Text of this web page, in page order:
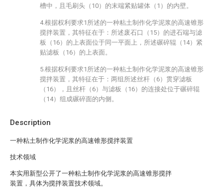
Description
一种粘土制作化学泥浆的高速锥形搅拌装置
技术领域
本实用新型公开了一种粘土制作化学泥浆的高速锥形搅拌
装置，具体为搅拌装置技术领域。
槽中，且毛刷头（10）的末端紧贴罐体（1）的内壁。
4.根据权利要求1所述的一种粘土制作化学泥浆的高速锥形
搅拌装置，其特征在于：所述废石口（15）的进石端与滤
板（16）的上表面位于同一平面上，所述碾碎辊（14）紧
贴滤板（16）的上表面。
5.根据权利要求1所述的一种粘土制作化学泥浆的高速锥形
搅拌装置，其特征在于：两组所述丝杆（6）贯穿滤板
（16），且丝杆（6）与滤板（16）的连接处位于碾碎辊
（14）组成碾碎面的内侧。